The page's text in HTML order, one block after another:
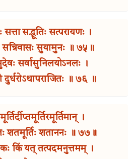
सत्ता सद्भूतिः सत्परायणः ।
सन्निवासः सुयामुनः ॥ ७५॥
सर्वासुनिलयोऽनलः ।
दुर्धरोऽथापराजितः ॥ ७६ ॥
।
शतमूर्तिः शताननः ॥ ७७॥
किं यत् तत्पदमनुत्तमम् ।